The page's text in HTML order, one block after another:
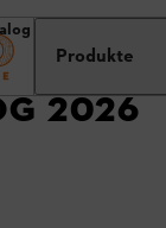
Produkte
2026
2026